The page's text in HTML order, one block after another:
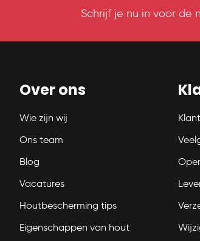
Schrijf je nu in voor de
Over ons
Wie zijn wij
Ons team
Blog
Vacatures
Houtbescherming tips
Eigenschappen van hout